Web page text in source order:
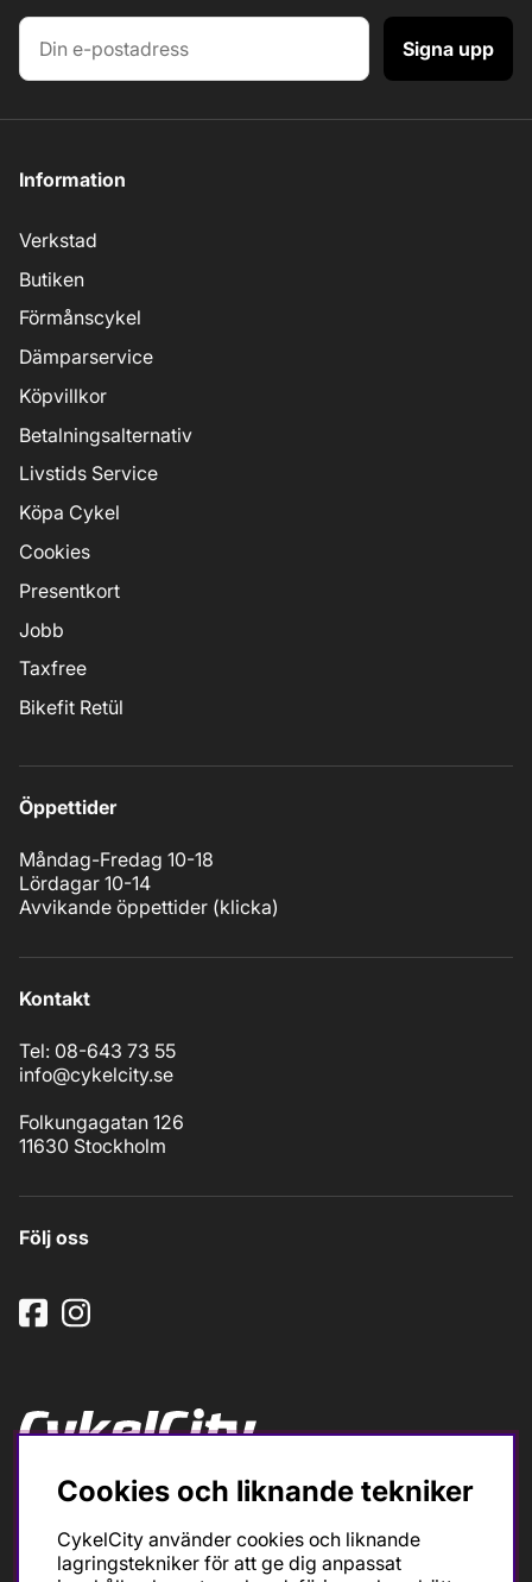
Signa upp
Information
Verkstad
Butiken
Förmånscykel
Dämparservice
Köpvillkor
Betalningsalternativ
Livstids Service
Köpa Cykel
Cookies
Presentkort
Jobb
Taxfree
Bikefit Retül
Öppettider
Måndag-Fredag 10-18
Lördagar 10-14
Avvikande öppettider (klicka)
Kontakt
Tel: 08-643 73 55
info@cykelcity.se
Folkungagatan 126
11630 Stockholm
Följ oss
Ska du köpa cykel för träning och tävling så är det till
Vi är en mycket personlig cykelaffär med hög
servicegrad och alla vi som jobbar är inbitna cyklister
Cookies och liknande tekniker
CykelCity använder cookies och liknande
lagringstekniker för att ge dig anpassat